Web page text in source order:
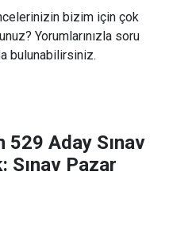
bizim için çok
Yorumlarınızla soru
bulunabilirsiniz.
529 Aday Sınav
Sınav Pazar